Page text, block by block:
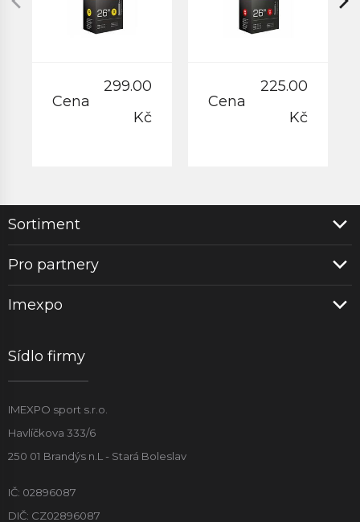
Cena
299.00
Kč
Cena
225.00
Kč
Sortiment
Pro partnery
Imexpo
Sídlo firmy
IMEXPO sport s.r.o.
Havlíčkova 333/6
250 01 Brandýs n.L - Stará Boleslav
IČ: 02896087
DIČ: CZ02896087